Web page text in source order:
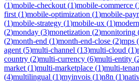
(1)mobile-checkout (1)mobile-commerce (
first (1)mobile-optimization (1)mobile-
(1)mobile-strategy (1)mobile-ux (1)
(2)monday (3)monetization (2)monitoring
(2)month-end (1)month-end-close (2)mps (
agent (5)multi-channel (13)multi-cloud (1)
country (2)multi-currency (6)multi-entity (
market (1)multi-marketplace (1)multi-
(4)multilingual (1)myinvois (1)n8n (1)